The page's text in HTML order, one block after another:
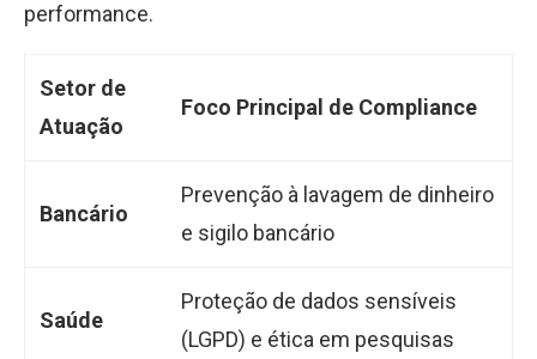
performance.
Setor de
Atuação
Foco Principal de Compliance
Bancário
Prevenção à lavagem de dinheiro
e sigilo bancário
Saúde
Proteção de dados sensíveis
(LGPD) e ética em pesquisas